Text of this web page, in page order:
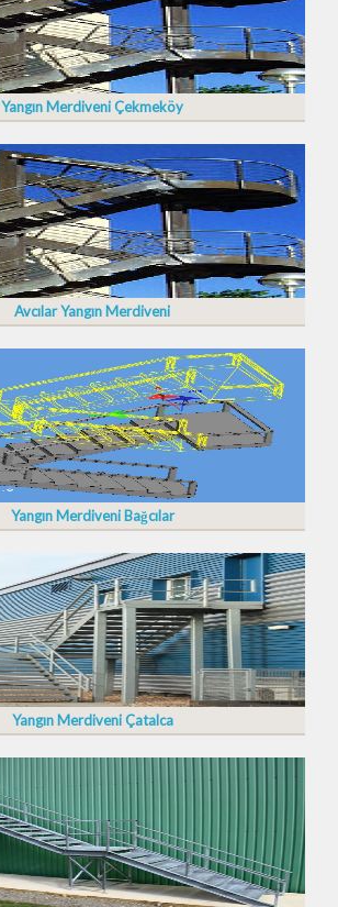
Yangın Merdiveni Çekmeköy
Avcılar Yangın Merdiveni
Yangın Merdiveni Bağcılar
Yangın Merdiveni Çatalca